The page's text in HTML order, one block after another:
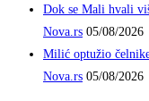
Dok se Mali hvali
Nova.rs 05/08/2026
Milić optužio
Nova.rs 05/08/2026